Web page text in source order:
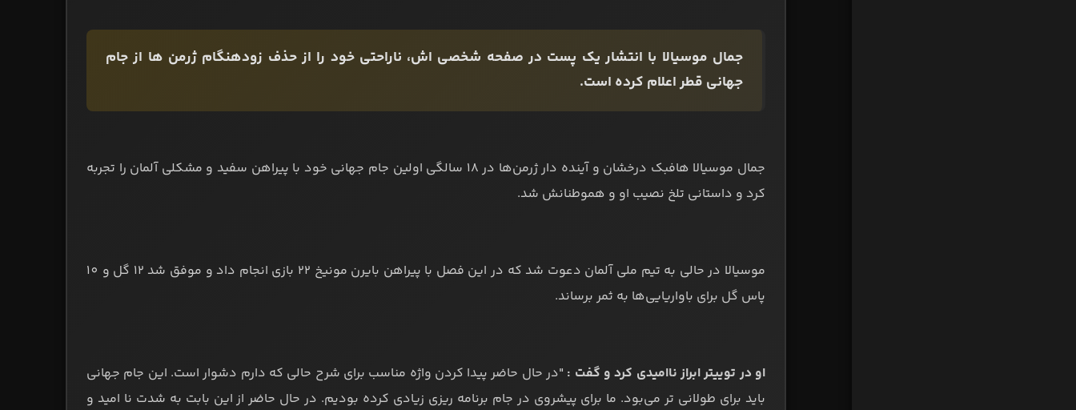
جمال موسیالا با انتشار یک پست در صفحه شخصی اش، ناراحتی خود را از حذف زودهنگام ژرمن ها از جام
جهانی قطر اعلام کرده است.
جمال موسیالا هافبک درخشان و آینده دار ژرمن‌ها در 18 سالگی اولین جام جهانی خود با پیراهن سفید و مشکلی آلمان را تجربه
کرد و داستانی تلخ نصیب او و هموطنانش شد.
موسیالا در حالی به تیم ملی آلمان دعوت شد که در این فصل با پیراهن بایرن مونیخ 22 بازی انجام داد و موفق شد 12 گل و 10
پاس گل برای باواریایی‌ها به ثمر برساند.
او در توییتر ابراز ناامیدی کرد و گفت : "در حال حاضر پیدا کردن واژه مناسب برای شرح حالی که دارم دشوار است. این جام جهانی
باید برای طولانی تر می‌بود. ما برای پیشروی در جام برنامه ریزی زیادی کرده بودیم. در حال حاضر از این بابت به شدت نا امید و